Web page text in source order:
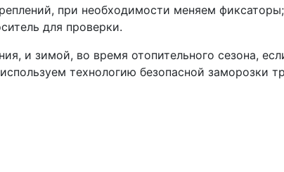
при необходимости меняем фиксаторы;
для проверки.
и зимой, во время отопительного сезона,
технологию безопасной заморозки